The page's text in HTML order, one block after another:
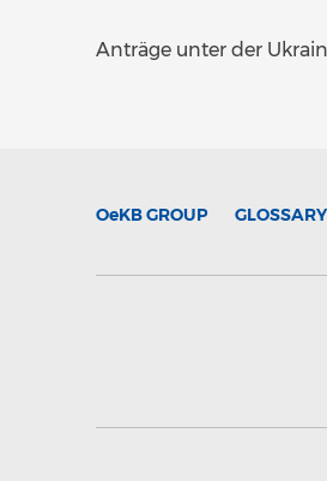
Anträge unter der
OeKBGROUP GLOSSARY